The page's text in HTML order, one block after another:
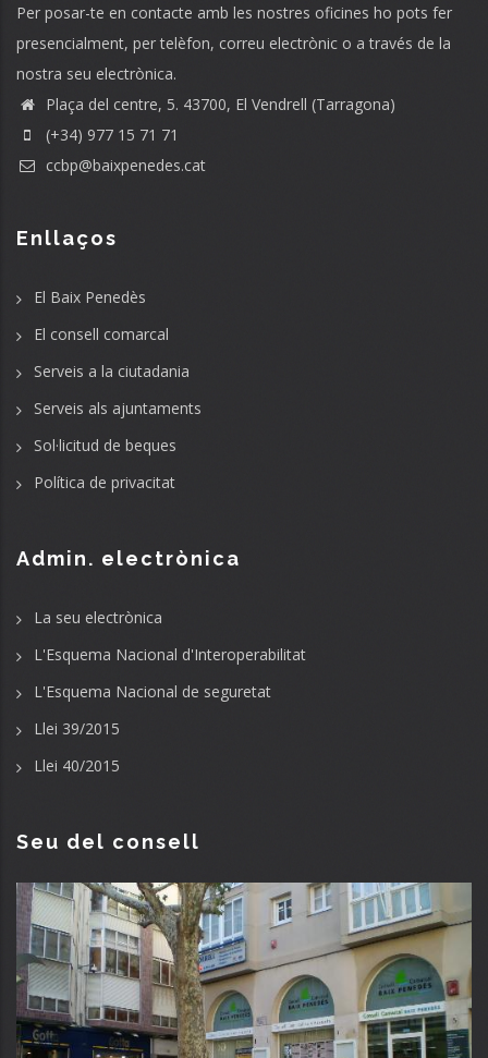
Per posar-te en contacte amb les nostres oficines ho pots fer
presencialment, per telèfon, correu electrònic o a través de la
nostra seu electrònica.
Plaça del centre, 5. 43700, El Vendrell (Tarragona)
(+34) 977 15 71 71
ccbp@baixpenedes.cat
Enllaços
El Baix Penedès
El consell comarcal
Serveis a la ciutadania
Serveis als ajuntaments
Sol·licitud de beques
Política de privacitat
Admin. electrònica
La seu electrònica
L'Esquema Nacional d'Interoperabilitat
L'Esquema Nacional de seguretat
Llei 39/2015
Llei 40/2015
Seu del consell